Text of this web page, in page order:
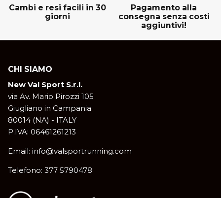
Cambi e resi facili in 30
giorni
Pagamento alla
consegna senza costi
aggiuntivi!
CHI SIAMO
New Val Sport S.r.l.
via Av. Mario Pirozzi 105
Giugliano in Campania
80014 (NA) - ITALY
P.IVA: 06461261213
Email: info@valsportrunning.com
Telefono: 377 5790478